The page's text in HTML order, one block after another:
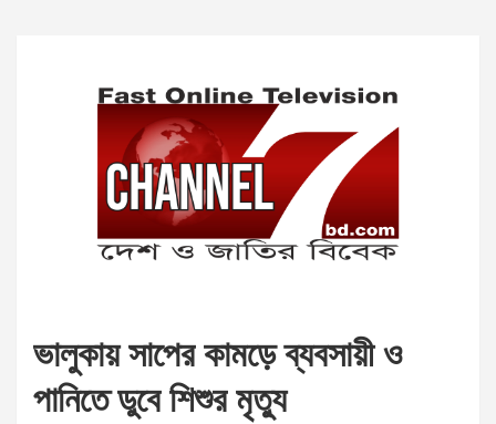
ভালুকায় সাপের কামড়ে ব্যবসায়ী ও
পানিতে ডুবে শিশুর মৃত্যু